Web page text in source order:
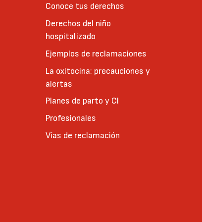
Conoce tus derechos
Derechos del niño
hospitalizado
Ejemplos de reclamaciones
La oxitocina: precauciones y
alertas
Planes de parto y CI
Profesionales
Vías de reclamación